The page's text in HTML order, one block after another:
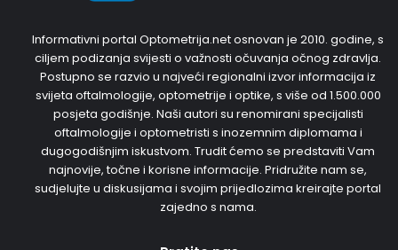
Informativni portal Optometrija.net osnovan je 2010. godine, s
ciljem podizanja svijesti o važnosti očuvanja očnog zdravlja.
Postupno se razvio u najveći regionalni izvor informacija iz
svijeta oftalmologije, optometrije i optike, s više od 1.500.000
posjeta godišnje. Naši autori su renomirani specijalisti
oftalmologije i optometristi s inozemnim diplomama i
dugogodišnjim iskustvom. Trudit ćemo se predstaviti Vam
najnovije, točne i korisne informacije. Pridružite nam se,
sudjelujte u diskusijama i svojim prijedlozima kreirajte portal
zajedno s nama.